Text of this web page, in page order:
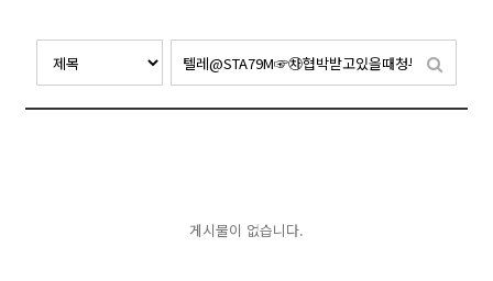
게시물이 없습니다.